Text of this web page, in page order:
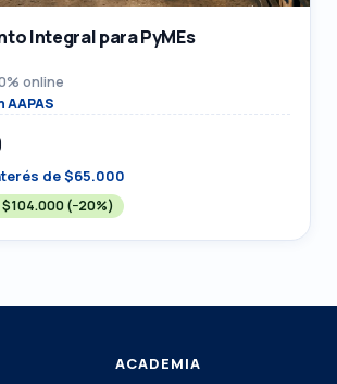
Integral para PyMEs
online
de $65.000
$104.000 (−20%)
ACADEMIA